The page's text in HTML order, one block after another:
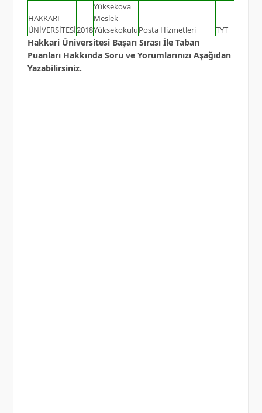
HAKKARİ
ÜNİVERSİTESİ2018
Yüksekova
Meslek
YüksekokuluPosta Hizmetleri TYT
Hakkari Üniversitesi Başarı Sırası İle Taban
Puanları Hakkında Soru ve Yorumlarınızı Aşağıdan
Yazabilirsiniz.